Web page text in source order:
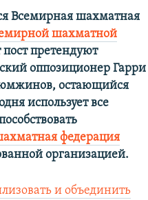
Всемирная шахматная
шахматной
пост претендуют
оппозиционер Гарри
остающийся
использует все
федерация
организацией.
и объединить